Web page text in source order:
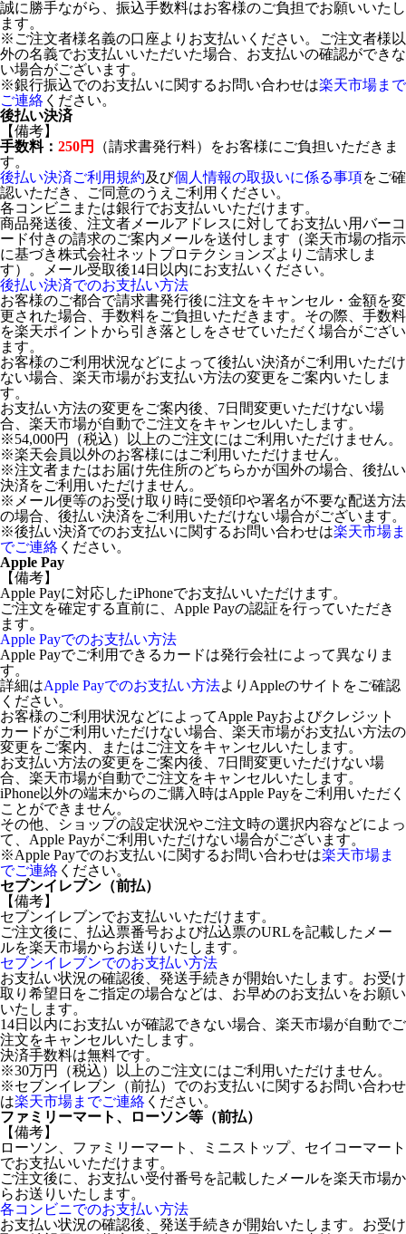
誠に勝手ながら、振込手数料はお客様のご負担でお願いいたし
ます。
※ご注文者様名義の口座よりお支払いください。ご注文者様以
外の名義でお支払いいただいた場合、お支払いの確認ができな
い場合がございます。
※銀行振込でのお支払いに関するお問い合わせは楽天市場まで
ご連絡 ください。
後払い決済
【備考】
手数料： 250円
（請求書発行料）をお客様にご負担いただきま
す。
後払い決済ご利用規約及び個人情報の取扱いに係る事項をご確
認いただき、ご同意のうえご利用ください。
各コンビニまたは銀行でお支払いいただけます。
商品発送後、注文者メールアドレスに対してお支払い用バーコ
ード付きの請求のご案内メールを送付します（楽天市場の指示
に基づき株式会社ネットプロテクションズよりご請求しま
す）。メール受取後14日以内にお支払いください。
後払い決済でのお支払い方法
お客様のご都合で請求書発行後に注文をキャンセル・金額を変
更された場合、手数料をご負担いただきます。その際、手数料
を楽天ポイントから引き落としをさせていただく場合がござい
ます。
お客様のご利用状況などによって後払い決済がご利用いただけ
ない場合、楽天市場がお支払い方法の変更をご案内いたしま
す。
お支払い方法の変更をご案内後、7日間変更いただけない場
合、楽天市場が自動でご注文をキャンセルいたします。
※54,000円（税込）以上のご注文にはご利用いただけません。
※楽天会員以外のお客様にはご利用いただけません。
※注文者またはお届け先住所のどちらかが国外の場合、後払い
決済をご利用いただけません。
※メール便等のお受け取り時に受領印や署名が不要な配送方法
の場合、後払い決済をご利用いただけない場合がございます。
※後払い決済でのお支払いに関するお問い合わせは楽天市場ま
でご連絡 ください。
Apple Pay
【備考】
Apple Payに対応したiPhoneでお支払いいただけます。
ご注文を確定する直前に、Apple Payの認証を行っていただき
ます。
Apple Payでのお支払い方法
Apple Payでご利用できるカードは発行会社によって異なりま
す。
詳細はApple Payでのお支払い方法よりAppleのサイトをご確認
ください。
お客様のご利用状況などによってApple Payおよびクレジット
カードがご利用いただけない場合、楽天市場がお支払い方法の
変更をご案内、またはご注文をキャンセルいたします。
お支払い方法の変更をご案内後、7日間変更いただけない場
合、楽天市場が自動でご注文をキャンセルいたします。
iPhone以外の端末からのご購入時はApple Payをご利用いただく
ことができません。
その他、ショップの設定状況やご注文時の選択内容などによっ
て、Apple Payがご利用いただけない場合がございます。
※Apple Payでのお支払いに関するお問い合わせは楽天市場ま
でご連絡 ください。
セブンイレブン（前払）
【備考】
セブンイレブンでお支払いいただけます。
ご注文後に、払込票番号および払込票のURLを記載したメー
ルを楽天市場からお送りいたします。
セブンイレブンでのお支払い方法
お支払い状況の確認後、発送手続きが開始いたします。お受け
取り希望日をご指定の場合などは、お早めのお支払いをお願い
いたします。
14日以内にお支払いが確認できない場合、楽天市場が自動でご
注文をキャンセルいたします。
決済手数料は無料です。
※30万円（税込）以上のご注文にはご利用いただけません。
※セブンイレブン（前払）でのお支払いに関するお問い合わせ
は楽天市場までご連絡 ください。
ファミリーマート、ローソン等（前払）
【備考】
ローソン、ファミリーマート、ミニストップ、セイコーマート
でお支払いいただけます。
ご注文後に、お支払い受付番号を記載したメールを楽天市場か
らお送りいたします。
各コンビニでのお支払い方法
お支払い状況の確認後、発送手続きが開始いたします。お受け